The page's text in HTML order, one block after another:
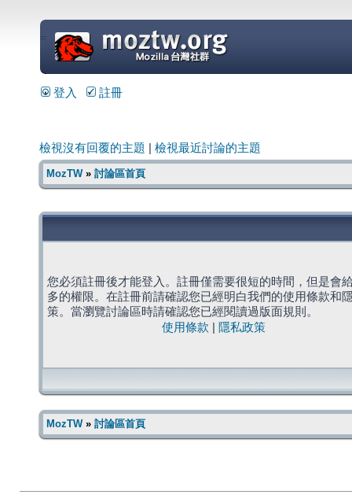
=
登入 註冊
檢視沒有回覆的主題 檢視最近討論的主題
MozTW» 討論區首頁
您必須註冊後才能登入。註冊僅需要很短的時間，但是會
多的權限。在註冊前請確認您已經明白我們的使用條款和
策。當瀏覽討論區時請確認您已經閱讀過版面規則。
使用條款
隱私政策
MozTW» 討論區首頁